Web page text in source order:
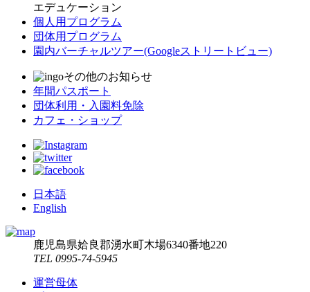
エデュケーション
個人用プログラム
団体用プログラム
園内バーチャルツアー(Googleストリートビュー)
その他のお知らせ
年間パスポート
団体利用・入園料免除
カフェ・ショップ
日本語
English
鹿児島県姶良郡湧水町木場6340番地220
TEL 0995-74-5945
運営母体